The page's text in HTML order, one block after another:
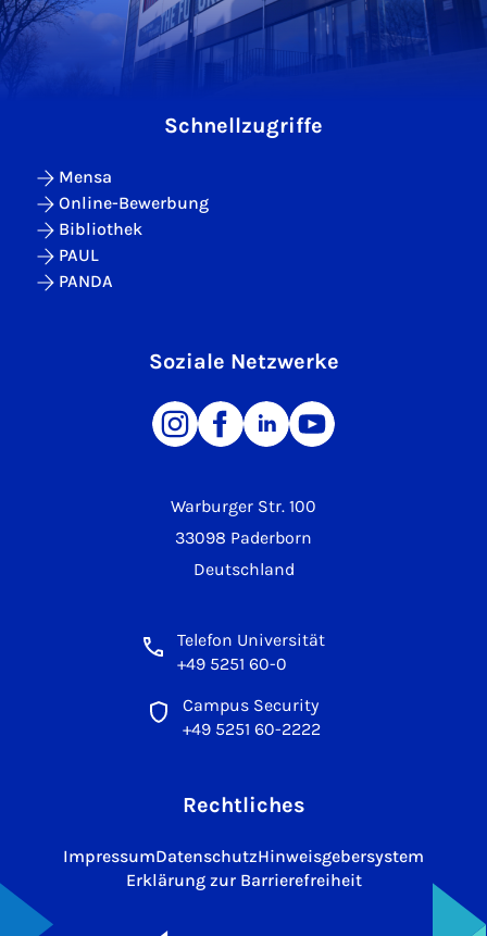
Warburger Str. 100
33098 Paderborn
Deutschland
Telefon Universität
+49 5251 60-0
Campus Security
+49 5251 60-2222
Schnellzugriffe
Mensa
Online-Bewerbung
Bibliothek
PAUL
PANDA
Soziale Netzwerke
Rechtliches
ImpressumDatenschutzHinweisgebersystem
Erklärung zur Barrierefreiheit